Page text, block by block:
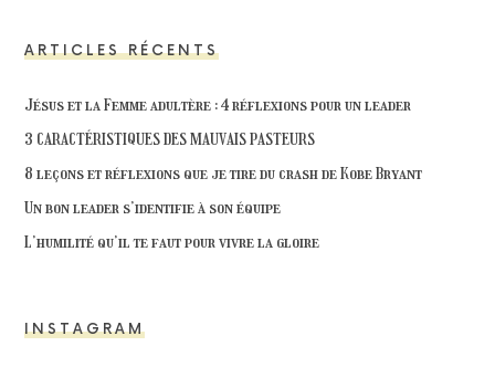
ARTICLES RÉCENTS
Jésus et la Femme adultère : 4 réflexions pour un leader
3 CARACTÉRISTIQUES DES MAUVAIS PASTEURS
8 leçons et réflexions que je tire du crash de Kobe Bryant
Un bon leader s’identifie à son équipe
L’humilité qu’il te faut pour vivre la gloire
INSTAGRAM